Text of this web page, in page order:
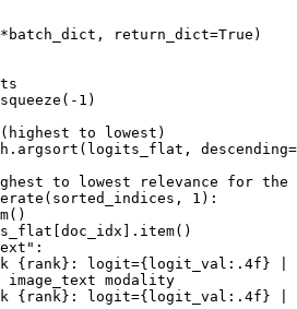
return_dict=True)
1)
to lowest)
to lowest relevance for
1):
{rank}: logit={logit_val:.4f}
image_text modality